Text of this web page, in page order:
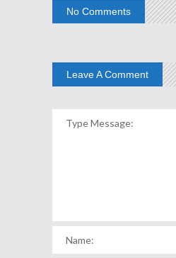
No Comments
Leave A Comment